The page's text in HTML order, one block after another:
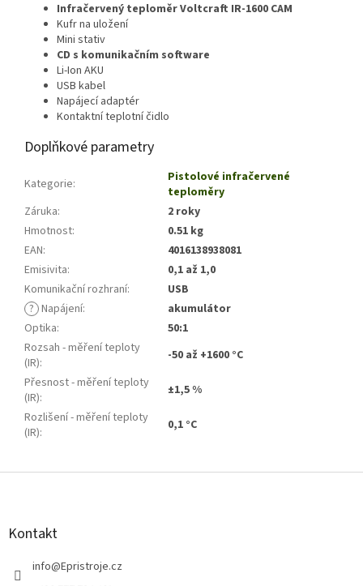
Infračervený teploměr Voltcraft IR-1600 CAM
Kufr na uložení
Mini stativ
CD s komunikačním software
Li-Ion AKU
USB kabel
Napájecí adaptér
Kontaktní teplotní čidlo
Doplňkové parametry
Kategorie:
Pistolové infračervené
teploměry
Záruka:
2 roky
Hmotnost:
0.51 kg
EAN:
4016138938081
Emisivita:
0,1 až 1,0
Komunikační rozhraní:
USB
? Napájení:
akumulátor
Optika:
50:1
Rozsah - měření teploty
(IR):
-50 až +1600 °C
Přesnost - měření teploty
(IR):
±1,5 %
Rozlišení - měření teploty
(IR): 0,1 °C
Z
Kontakt
info@Epristroje.cz